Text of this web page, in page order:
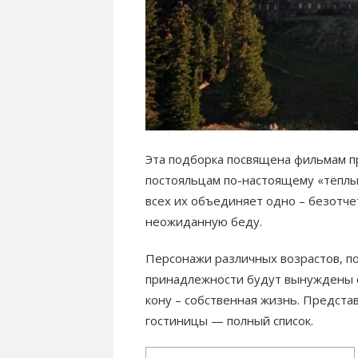
Эта подборка посвящена фильмам
постояльцам по-настоящему
всех их объединяет одно –
неожиданную беду.
Персонажи различных возрастов,
принадлежности будут вынуждены
кону – собственная жизнь.
гостиницы — полный список.